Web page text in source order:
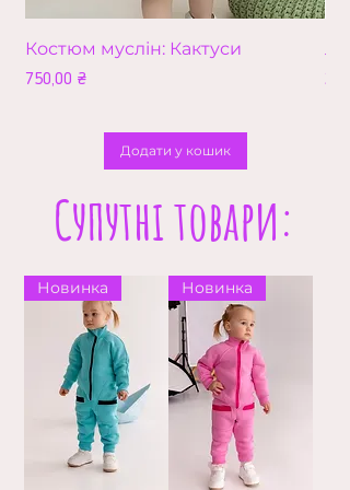
Костюм муслін: Кактуси
Ціна
750,00 ₴
Додати у кошик
Ціна
Новинка Новинка
Супутні товари: